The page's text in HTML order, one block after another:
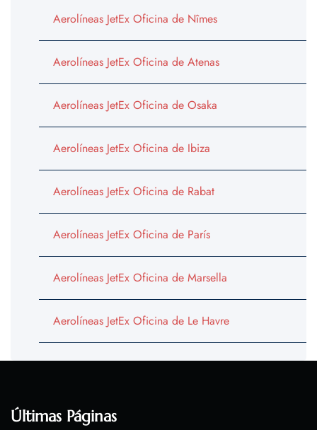
Aerolíneas JetEx Oficina de Nîmes
Aerolíneas JetEx Oficina de Atenas
Aerolíneas JetEx Oficina de Osaka
Aerolíneas JetEx Oficina de Ibiza
Aerolíneas JetEx Oficina de Rabat
Aerolíneas JetEx Oficina de París
Aerolíneas JetEx Oficina de Marsella
Aerolíneas JetEx Oficina de Le Havre
Últimas Páginas